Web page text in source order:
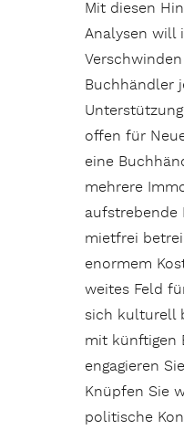
Mit diesen
Analysen will
Buchhändler
offen für
eine
mehrere
aufstrebende
mietfrei
enormem
weites Feld
sich kulturell
mit künftigen
engagieren
Knüpfen Sie
politische